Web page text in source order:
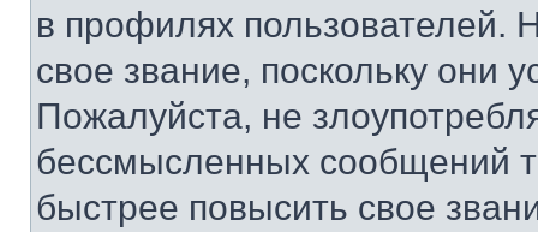
в профилях
свое звание, поскольку они
Пожалуйста, не
бессмысленных сообщений
быстрее повысить свое